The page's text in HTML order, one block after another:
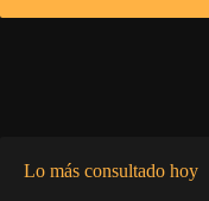
Lo más consultado hoy